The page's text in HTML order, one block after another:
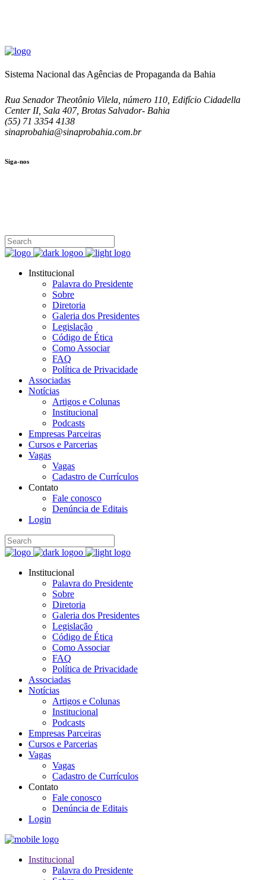
Sistema Nacional das Agências de Propaganda da Bahia
Rua Senador Theotônio Vilela, número 110, Edifício Cidadella
Center II, Sala 407, Brotas Salvador- Bahia
(55) 71 3354 4138
sinaprobahia@sinaprobahia.com.br
Siga-nos
Institucional
Palavra do Presidente
Sobre
Diretoria
Galeria dos Presidentes
Legislação
Código de Ética
Como Associar
FAQ
Política de Privacidade
Associadas
Notícias
Artigos e Colunas
Institucional
Podcasts
Empresas Parceiras
Cursos e Parcerias
Vagas
Vagas
Cadastro de Currículos
Contato
Fale conosco
Denúncia de Editais
Login
Institucional
Palavra do Presidente
Sobre
Diretoria
Galeria dos Presidentes
Legislação
Código de Ética
Como Associar
FAQ
Política de Privacidade
Associadas
Notícias
Artigos e Colunas
Institucional
Podcasts
Empresas Parceiras
Cursos e Parcerias
Vagas
Vagas
Cadastro de Currículos
Contato
Fale conosco
Denúncia de Editais
Login
Institucional
Palavra do Presidente